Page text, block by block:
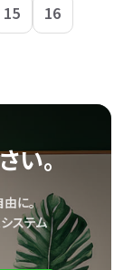
15 16
い。
に。
ステム